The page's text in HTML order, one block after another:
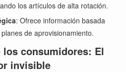
los artículos de alta rotación.
: Ofrece información basada
de aprovisionamiento.
los consumidores: El
invisible